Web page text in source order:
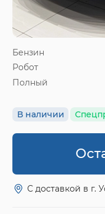
Бензин
Робот
Полный
В наличии
С доставкой в г.